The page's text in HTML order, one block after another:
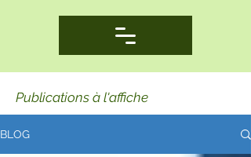
Publications à l'affiche
BLOG